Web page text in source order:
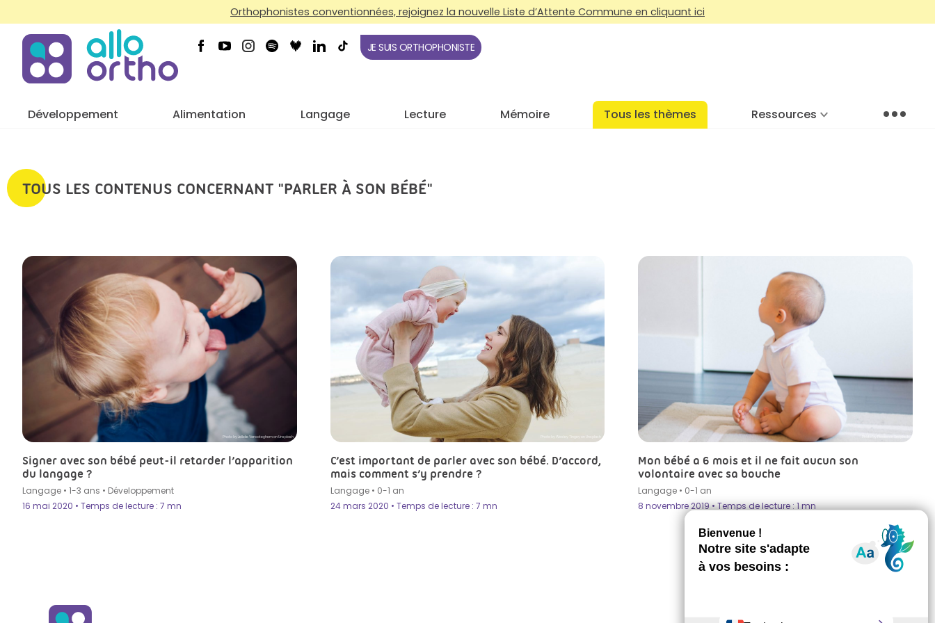
Orthophonistes conventionnées, rejoignez la nouvelle Liste d’Attente Commune en cliquant ici
JE SUIS ORTHOPHONISTE
Développement Alimentation Langage Lecture Mémoire Tous les thèmes Ressources Menu
TOUS LES CONTENUS CONCERNANT "PARLER À SON BÉBÉ"
Photo by Jelleke Vanooteghem on Unsplash
Signer avec son bébé peut-il retarder l’apparition
du langage ?
Langage • 1-3 ans • Développement
16 mai 2020 • Temps de lecture : 7 mn
Photo by Wesley Tingey on Unsplash
C’est important de parler avec son bébé. D’accord,
mais comment s’y prendre ?
Langage• 0-1 an
24 mars 2020 • Temps de lecture : 7 mn
Mon bébé a 6 mois et il ne fait aucun son
volontaire avec sa bouche
Langage • 0-1 an
8 novembre 2019 • Temps de lecture : 1 mn